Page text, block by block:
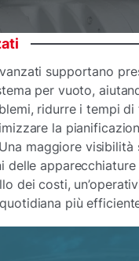
supportano
per vuoto,
ridurre i tempi di
la
maggiore visibilità
delle
dei costi,
più